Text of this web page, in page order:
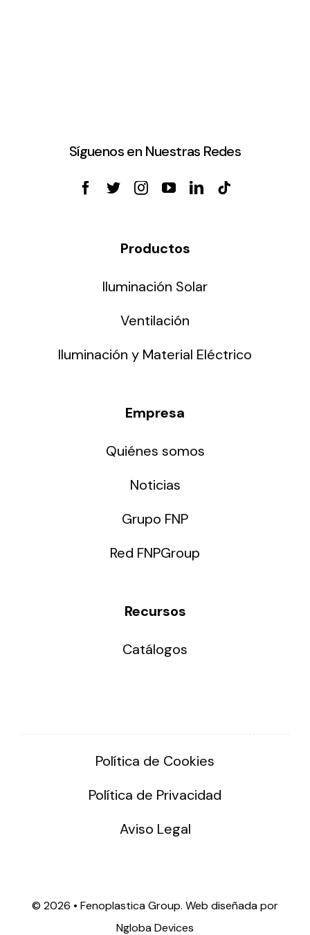
Síguenos en Nuestras Redes
Productos
Iluminación Solar
Ventilación
Iluminación y Material Eléctrico
Empresa
Quiénes somos
Noticias
Grupo FNP
Red FNPGroup
Recursos
Catálogos
Política de Cookies
Política de Privacidad
Aviso Legal
© 2026 • Fenoplastica Group. Web diseñada por
Ngloba Devices